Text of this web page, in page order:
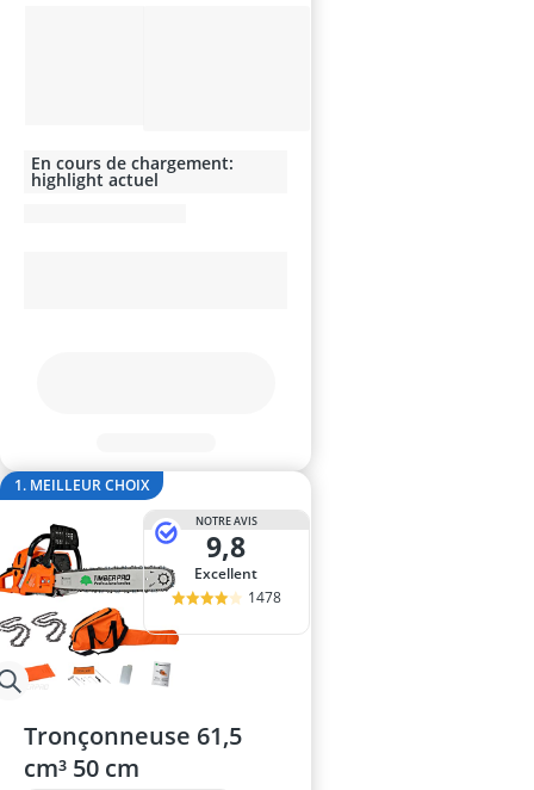
En cours de chargement:
highlight actuel
1. MEILLEUR CHOIX
NOTRE AVIS
9,8
Excellent
1478
Tronçonneuse 61,5
cm³ 50 cm